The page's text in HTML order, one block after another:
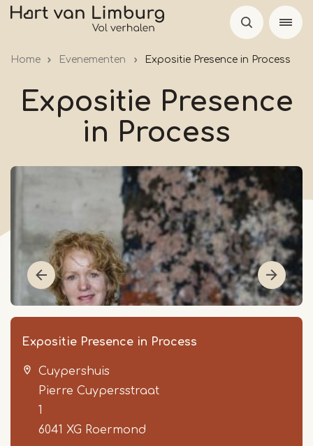
Overslaan
inhoud
gaan
Home Evenementen Expositie Presence in Process
Expositie Presence
in Process
Expositie Presence in Process
Cuypershuis
Pierre Cuypersstraat
1
6041 XG Roermond